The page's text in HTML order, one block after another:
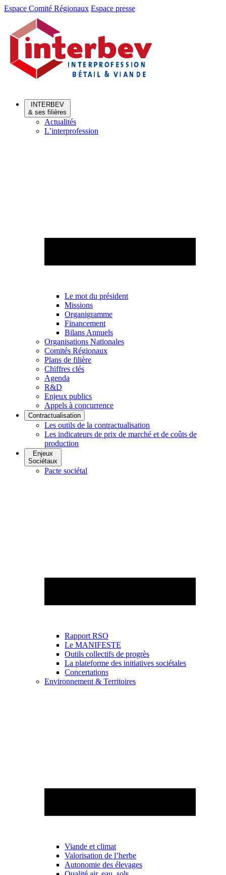
Aller
Aller
contenu
Espace Comité Régionaux Espace presse
INTERBEV
& ses filières
Actualités
L’interprofession
Le mot du président
Missions
Organigramme
Financement
Bilans Annuels
Organisations Nationales
Comités Régionaux
Plans de filière
Chiffres clés
Agenda
R&D
Enjeux publics
Appels à concurrence
Contractualisation
Les outils de la contractualisation
Les indicateurs de prix de marché et de coûts de
production
Enjeux
Sociétaux
Pacte sociétal
Rapport RSO
Le MANIFESTE
Outils collectifs de progrès
La plateforme des initiatives sociétales
Concertations
Environnement & Territoires
Viande et climat
Valorisation de l’herbe
Autonomie des élevages